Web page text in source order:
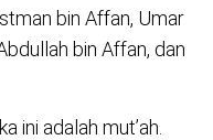
bin Affan, Umar
bin Affan, dan
ini adalah mut’ah.